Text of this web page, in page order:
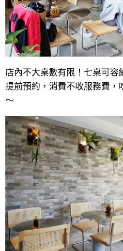
店內不大桌數有限！七桌可容
提前預約，消費不收服務費，
～